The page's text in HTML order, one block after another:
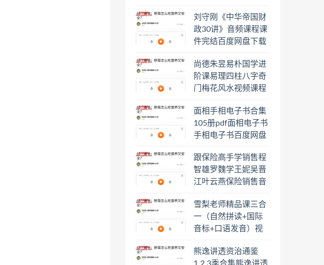
盘下载学习
刘守刚《中华帝国财
政30讲》音频课程课
件完结百度网盘下载
尚德朱昱易朴国学进
阶课易理四柱八字奇
门梅花风水视频课程
学习
面相手相电子书合集
105册pdf面相电子书
手相电子书百度网盘
跟保险高手学销售程
智雄罗魏学王妮吴晋
江叶云燕保险销售音
盘下载学习
雪梨老师精品课三合
一（自然拼读+国际
音标+口语发音）视
载学习
熊逸讲透资治通鉴
1,2,3季合集熊逸讲透